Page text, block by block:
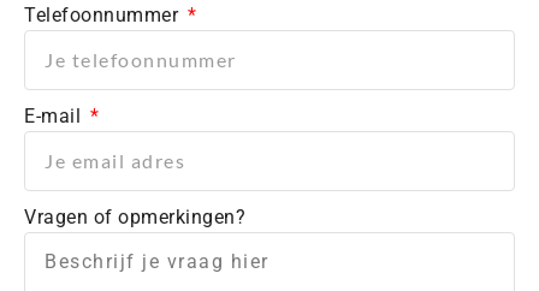
Telefoonnummer
E-mail
Vragen of opmerkingen?